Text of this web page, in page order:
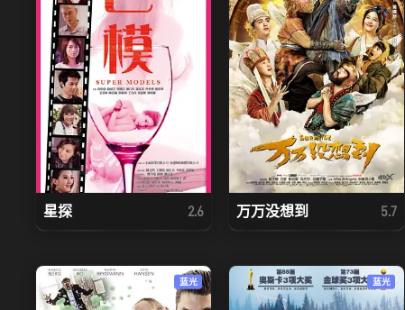
星探 2.6 万万没想到 5.7
蓝光 蓝光